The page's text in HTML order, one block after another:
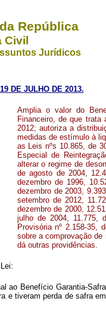
República
Civil
Jurídicos
DE JULHO DE 2013.
Amplia o valor do
Financeiro, de que
2012; autoriza a
medidas de estímulo à
as Leis nºs 10.865, de
Especial de
alterar o regime de
de agosto de 2004,
dezembro de 1996,
dezembro de 2003,
setembro de 2012,
dezembro de 2000,
julho de 2004, 11.775,
Provisória nº 2.158-35,
sobre a comprovação
dá outras providências.
ao Benefício Garantia-
e tiveram perda de safra